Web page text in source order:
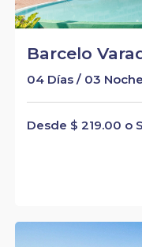
Barcelo
04 Días / 03
Desde $ 219.00 o